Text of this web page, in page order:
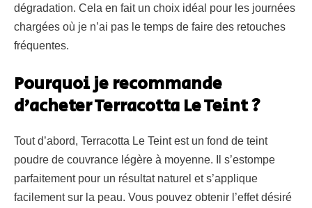
dégradation. Cela en fait un choix idéal pour les journées
chargées où je n’ai pas le temps de faire des retouches
fréquentes.
Pourquoi je recommande
d’acheter Terracotta Le Teint ?
Tout d’abord, Terracotta Le Teint est un fond de teint
poudre de couvrance légère à moyenne. Il s’estompe
parfaitement pour un résultat naturel et s’applique
facilement sur la peau. Vous pouvez obtenir l’effet désiré